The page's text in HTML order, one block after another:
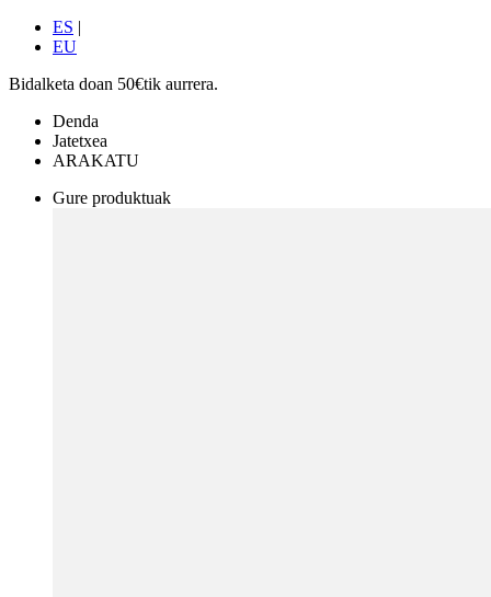
ES |
EU
Bidalketa doan 50€tik aurrera.
Denda
Jatetxea
ARAKATU
Gure produktuak